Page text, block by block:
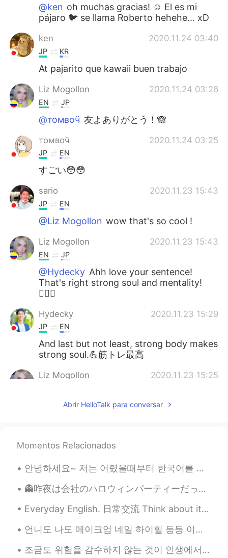
@ken oh muchas gracias! ☺️ El es mi
pájaro 🐦 se llama Roberto hehehe... xD
ken 2020.11.24 03:40
JP KR
At pajarito que kawaii buen trabajo
Liz Mogollon 2020.11.24 03:26
EN JP
@томвоӵ 友よありがとう！🙈
томвоӵ 2020.11.24 03:25
JP EN
すごい😳😳
sario 2020.11.23 15:43
JP EN
@Liz Mogollon wow that's so cool !
Liz Mogollon 2020.11.23 15:43
EN JP
@Hydecky Ahh love your sentence!
That's right strong soul and mentality!
🏋🏼‍♀️
Hydecky 2020.11.23 15:29
JP EN
And last but not least, strong body makes
strong soul.💪筋トレ最高
Liz Mogollon 2020.11.23 15:25
@sarioyeah I teach here art class and
EN JP
@Mayumioh really? I didn't know
reason... Yeah I understand .. Well there's
weightlifting will be super muscular and
Latin woman are different... But not
feel happy with yourself and be healthy is
Abrir HelloTalk para conversar
Momentos Relacionados
안녕하세요~ 저는 어렸을때부터 한국어를 많이 들었던 영어 원어민입니다. (한국계 미국인.) 한국 원어민과 대화를 많이 나누면서 한국에 있는 영어 수업과 선생님이 가끔 틀리게 ...
👻昨夜は会社のハロウィンパーティーだった 👻 同僚は色々なコスチュームを着たから、最初は多くの人を認識しませんでした！でも、誰も私を認識しない🤣 私はスパイダーマンだった 笑 昨日はパーティー...
Everyday English. 日常交流 Think about it. 你想一想 Can you think about it? 你想一想 Ill let you think abou...
언니도 나도 메이크업 네일 하이힐 등등 이런거 잘 안해요 꾸미는 게 시간 많이 걸리고 불편하니까 귀찮아서 그냥 아예 안 하게 돼요 ㅋㅋㅋㅋ 그래서 집 돌아왔을 때 언니가 뜬...
조금도 위험을 감수하지 않는 것이 인생에서 가장 위험한 일일 것이라 믿는다. 我相信，一点危险都无法忍受才是人生最大的危机。 语言点： 감수하다【动】忍受，甘于接受 위험하다【形】 危...